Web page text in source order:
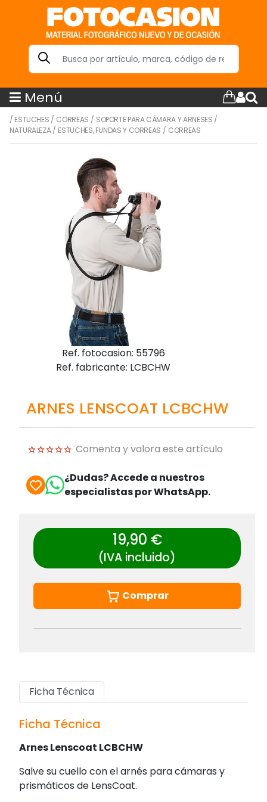
Menú
/ ESTUCHES / CORREAS / SOPORTE PARA CÁMARA Y ARNESES /
NATURALEZA/ ESTUCHES, FUNDAS Y CORREAS / CORREAS
Ref. fotocasion: 55796
Ref. fabricante: LCBCHW
ARNES LENSCOAT LCBCHW
Comenta y valora este artículo
¿Dudas? Accede a nuestros
especialistas por WhatsApp.
19,90 €
(IVA incluido)
Comprar
Ficha Técnica
Ficha Técnica
Arnes Lenscoat LCBCHW
Salve su cuello con el arnés para cámaras y
prismáticos de LensCoat.